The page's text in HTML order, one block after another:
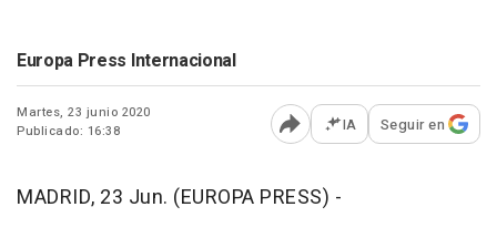
Europa Press Internacional
Martes, 23 junio 2020
Publicado: 16:38
Abrir opciones para
IA Seguir en
MADRID, 23 Jun. (EUROPA PRESS) -